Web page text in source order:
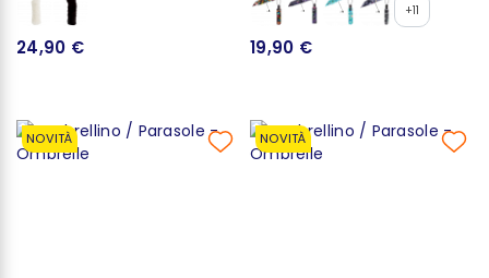
24,90 €
+11
19,90 €
NOVITÀ NOVITÀ